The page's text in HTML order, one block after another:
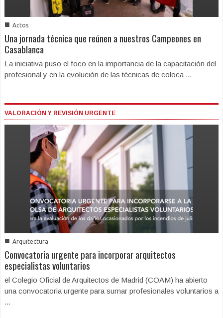
■ Actos
Una jornada técnica que reúnen a nuestros Campeones en
Casablanca
La iniciativa puso el foco en la importancia de la capacitación del
profesional y en la evolución de las técnicas de coloca ...
VALORACIÓN Y REVISIÓN URGENTE
■ Arquitectura
Convocatoria urgente para incorporar arquitectos
especialistas voluntarios
el Colegio Oficial de Arquitectos de Madrid (COAM) ha abierto
una convocatoria urgente para sumar profesionales voluntarios a
...